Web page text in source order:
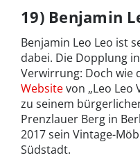
19) Benjamin
Benjamin Leo Leo ist
dabei. Die Dopplung
Verwirrung: Doch wie
Websitevon „Leo Leo
zu seinem
Prenzlauer Berg in
2017 sein Vintage-
Südstadt.